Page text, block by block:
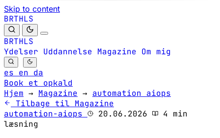
Skip to content
BRTHLS
BRTHLS
Ydelser Uddannelse Magazine Om mig
es en da
Book et opkald
Hjem → Magazine → automation aiops
Tilbage til Magazine
automation-aiops
20.06.2026
4 min
læsning